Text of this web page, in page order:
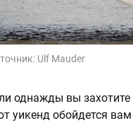
Ulf Mauder
однажды вы
уикенд обойдется